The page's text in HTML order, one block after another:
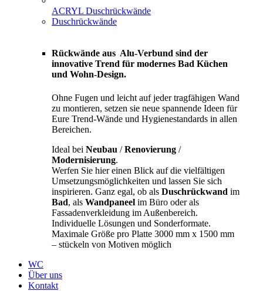
ACRYL Duschrückwände
Duschrückwände
Rückwände aus Alu-Verbund sind der
innovative Trend für modernes Bad Küchen
und Wohn-Design.
Ohne Fugen und leicht auf jeder tragfähigen Wand
zu montieren, setzen sie neue spannende Ideen für
Eure Trend-Wände und Hygienestandards in allen
Bereichen.
Ideal bei Neubau /Renovierung /
Modernisierung.
Werfen Sie hier einen Blick auf die vielfältigen
Umsetzungsmöglichkeiten und lassen Sie sich
inspirieren. Ganz egal, ob als Duschrückwand im
Bad, als Wandpaneel im Büro oder als
Fassadenverkleidung im Außenbereich.
Individuelle Lösungen und Sonderformate.
Maximale Größe pro Platte 3000 mm x 1500 mm
– stückeln von Motiven möglich
WC
Über uns
Kontakt